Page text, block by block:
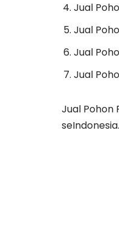
Jual
Jual
Jual
Jual
Jual Pohon